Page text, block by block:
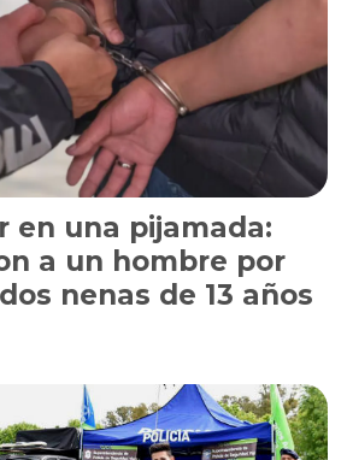
en una pijamada:
a un hombre por
nenas de 13 años